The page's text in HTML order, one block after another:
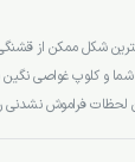
شکل ممکن از
از شما و کلوپ غواصی
لحظات فراموش نشدنی